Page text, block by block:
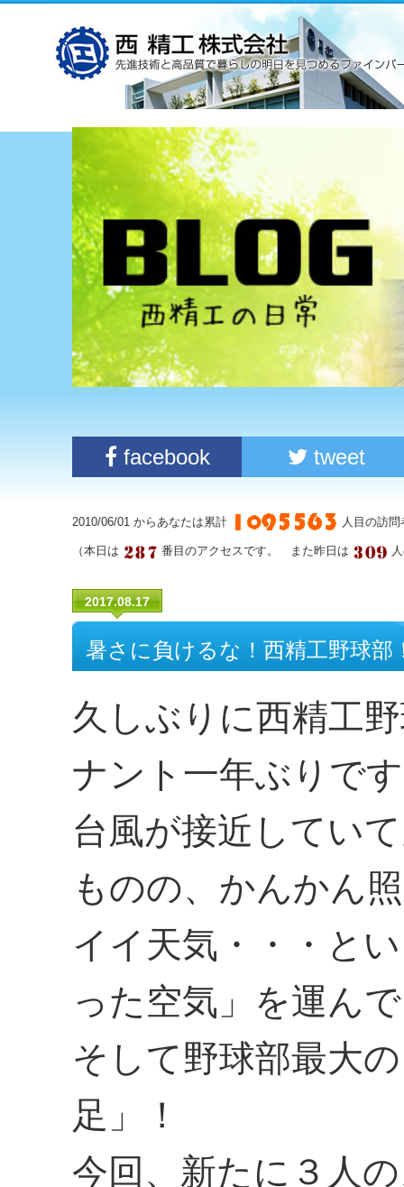
facebook tweet
2010/06/01 からあなたは累計 人目の訪
（本日は 番目のアクセスです。 また昨日は
2017.08.17
暑さに負けるな！西精工野球部
久しぶりに西精工
ナント一年ぶりで
台風が接近してい
ものの、かんかん
イイ天気・・・と
った空気」を運ん
そして野球部最大
足」！
今回、新たに３人